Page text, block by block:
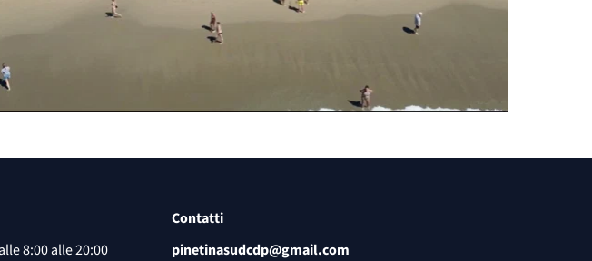
8:00 alle 20:00
Contatti
pinetinasudcdp@gmail.com